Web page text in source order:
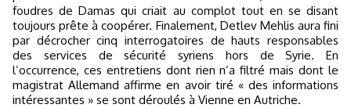
foudres de Damas qui criait au complot tout en se disant
toujours prête à coopérer. Finalement, Detlev Mehlis aura fini
par décrocher cinq interrogatoires de hauts responsables
des services de sécurité syriens hors de Syrie. En
l’occurrence, ces entretiens dont rien n’a filtré mais dont le
magistrat Allemand affirme en avoir tiré « des informations
intéressantes » se sont déroulés à Vienne en Autriche.